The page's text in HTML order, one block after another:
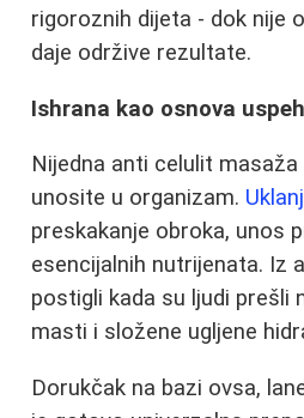
rigoroznih dijeta - dok nije
daje održive rezultate.
Ishrana kao osnova
Nijedna anti celulit
unosite u organizam.
preskakanje obroka, unos
esencijalnih nutrijenata. Iz
postigli kada su ljudi prešli
masti i složene ugljene
Dorukčak na bazi ovsa,